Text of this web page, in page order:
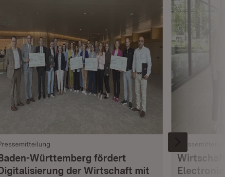
Württemberg fördert
der Wirtschaft mit